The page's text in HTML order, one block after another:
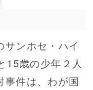
ンホセ・ハイ
15歳の少年２人
事件は、わが国